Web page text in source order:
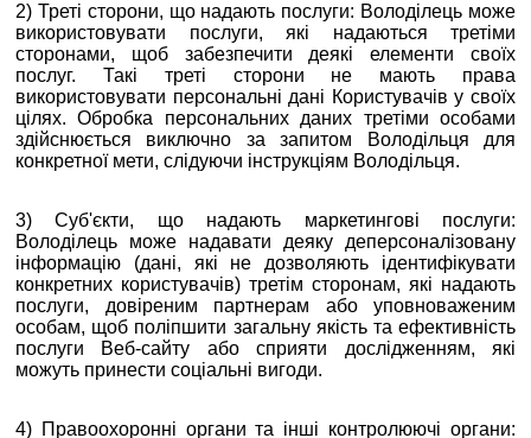
2) Треті сторони, що надають послуги: Володілець може
використовувати послуги, які надаються третіми
сторонами, щоб забезпечити деякі елементи своїх
послуг. Такі треті сторони не мають права
використовувати персональні дані Користувачів у своїх
цілях. Обробка персональних даних третіми особами
здійснюється виключно за запитом Володільця для
конкретної мети, слідуючи інструкціям Володільця.
3) Суб'єкти, що надають маркетингові послуги:
Володілець може надавати деяку деперсоналізовану
інформацію (дані, які не дозволяють ідентифікувати
конкретних користувачів) третім сторонам, які надають
послуги, довіреним партнерам або уповноваженим
особам, щоб поліпшити загальну якість та ефективність
послуги Веб-сайту або сприяти дослідженням, які
можуть принести соціальні вигоди.
4) Правоохоронні органи та інші контролюючі органи: